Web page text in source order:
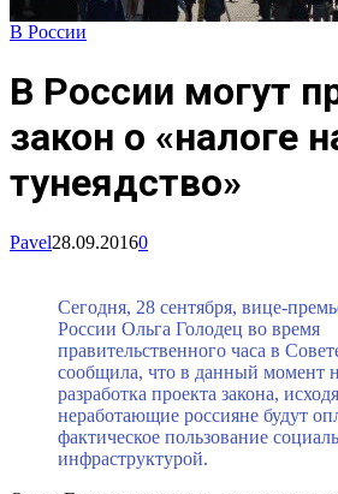
В России
В России могут
закон о «налоге
тунеядство»
Pavel28.09.20160
Сегодня, 28 сентября, вице-
России Ольга Голодец во время
правительственного часа в
сообщила, что в данный момент
разработка проекта закона,
неработающие россияне будут
фактическое пользование
инфраструктурой.